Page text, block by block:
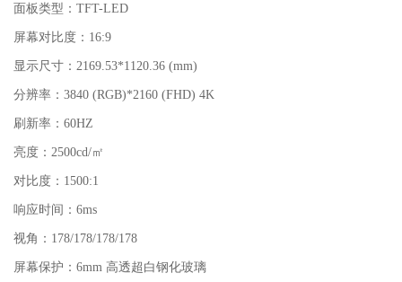
面板类型：TFT-LED
屏幕对比度：16:9
显示尺寸：2169.53*1120.36 (mm)
分辨率：3840 (RGB)*2160 (FHD) 4K
刷新率：60HZ
亮度：2500cd/㎡
对比度：1500:1
响应时间：6ms
视角：178/178/178/178
屏幕保护：6mm 高透超白钢化玻璃